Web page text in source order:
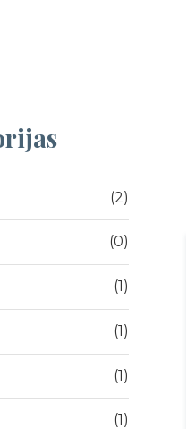
(2)
(0)
(1)
(1)
(1)
(1)